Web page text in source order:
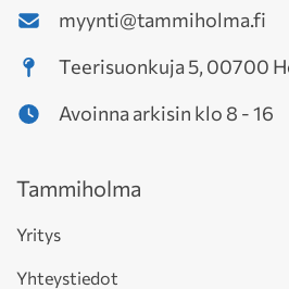
myynti@tammiholma.fi
Teerisuonkuja 5, 00700
Avoinna arkisin klo 8 - 16
Tammiholma
Yritys
Yhteystiedot